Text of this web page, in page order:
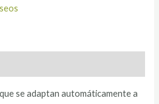
se adaptan automáticamente a